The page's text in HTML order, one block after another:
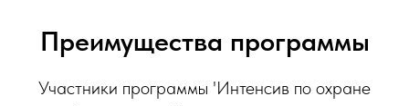
Преимущества программы
Участники программы 'Интенсив по охране